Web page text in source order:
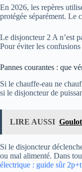
En 2026, les repères
protégée séparément. Le
Le disjoncteur 2 A n’est
Pour éviter les
Pannes courantes : que
Si le chauffe-eau ne
si le disjoncteur de
LIRE AUSSI
Si le disjoncteur
ou mal alimenté. Dans
électrique : guide sûr 2p+t